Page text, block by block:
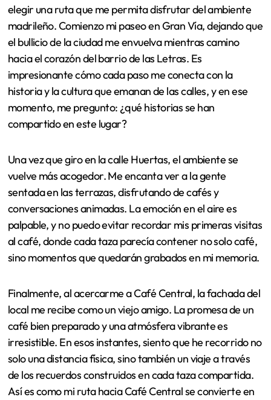
elegir una ruta que me permita disfrutar del ambiente
madrileño. Comienzo mi paseo en Gran Vía, dejando que
el bullicio de la ciudad me envuelva mientras camino
hacia el corazón del barrio de las Letras. Es
impresionante cómo cada paso me conecta con la
historia y la cultura que emanan de las calles, y en ese
momento, me pregunto: ¿qué historias se han
compartido en este lugar?
Una vez que giro en la calle Huertas, el ambiente se
vuelve más acogedor. Me encanta ver a la gente
sentada en las terrazas, disfrutando de cafés y
conversaciones animadas. La emoción en el aire es
palpable, y no puedo evitar recordar mis primeras visitas
al café, donde cada taza parecía contener no solo café,
sino momentos que quedarán grabados en mi memoria.
Finalmente, al acercarme a Café Central, la fachada del
local me recibe como un viejo amigo. La promesa de un
café bien preparado y una atmósfera vibrante es
irresistible. En esos instantes, siento que he recorrido no
solo una distancia física, sino también un viaje a través
de los recuerdos construidos en cada taza compartida.
Así es como mi ruta hacia Café Central se convierte en